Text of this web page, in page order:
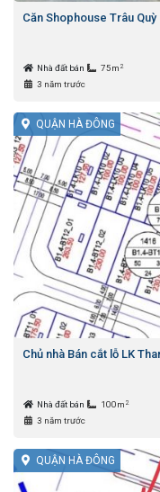
Căn Shophouse Trâu
Nhà đất bán 75m 2
3 năm trước
QUẬN HÀ ĐÔNG
Chủ nhà Bán cắt lỗ LK
Nhà đất bán 100m 2
3 năm trước
QUẬN HÀ ĐÔNG